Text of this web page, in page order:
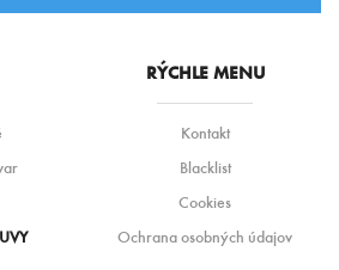
RÝCHLE MENU
Kontakt
Blacklist
Cookies
Ochrana osobných údajov